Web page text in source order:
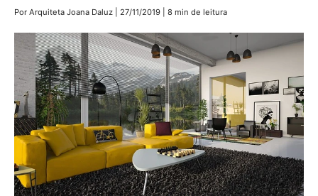
Por Arquiteta Joana Daluz 27/11/2019 8 min de leitura